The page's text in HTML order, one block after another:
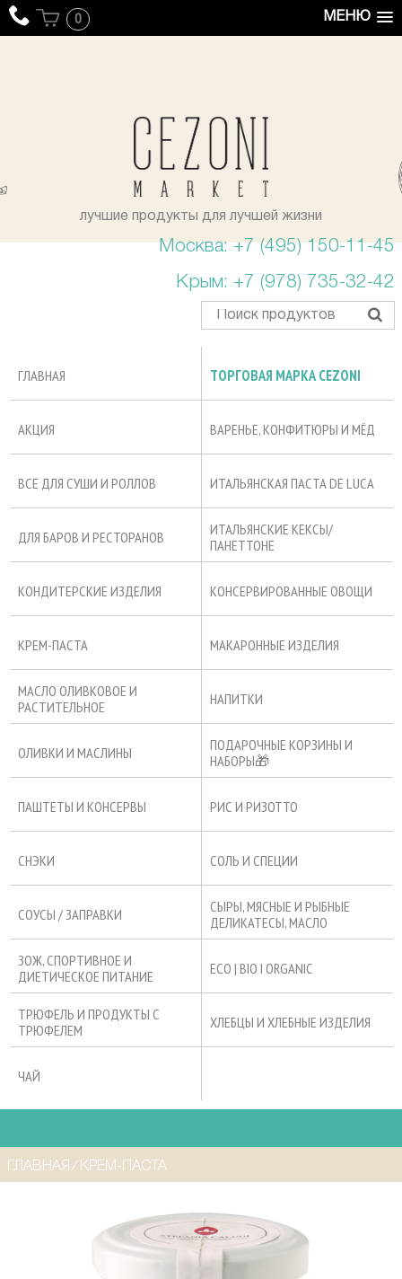
МЕНЮ
0
лучшие продукты для лучшей жизни
Москва: +7 (495) 150-11-45
Крым: +7 (978) 735-32-42
ГЛАВНАЯ ТОРГОВАЯ МАРКА CEZONI
АКЦИЯ ВАРЕНЬЕ, КОНФИТЮРЫ И МЁД
ВСЕ ДЛЯ СУШИ И РОЛЛОВ ИТАЛЬЯНСКАЯ ПАСТА DE LUCA
ДЛЯ БАРОВ И РЕСТОРАНОВ
ИТАЛЬЯНСКИЕ КЕКСЫ/
ПАНЕТТОНЕ
КОНДИТЕРСКИЕ ИЗДЕЛИЯ КОНСЕРВИРОВАННЫЕ ОВОЩИ
КРЕМ-ПАСТА МАКАРОННЫЕ ИЗДЕЛИЯ
МАСЛО ОЛИВКОВОЕ И
РАСТИТЕЛЬНОЕ
НАПИТКИ
ОЛИВКИ И МАСЛИНЫ
ПОДАРОЧНЫЕ КОРЗИНЫ И
НАБОРЫ🎁
ПАШТЕТЫ И КОНСЕРВЫ РИС И РИЗОТТО
СНЭКИ СОЛЬ И СПЕЦИИ
СОУСЫ / ЗАПРАВКИ
СЫРЫ, МЯСНЫЕ И РЫБНЫЕ
ДЕЛИКАТЕСЫ, МАСЛО
ЗОЖ, СПОРТИВНОЕ И
ДИЕТИЧЕСКОЕ ПИТАНИЕ
ECO | BIO I ORGANIC
ТРЮФЕЛЬ И ПРОДУКТЫ С
ТРЮФЕЛЕМ
ХЛЕБЦЫ И ХЛЕБНЫЕ ИЗДЕЛИЯ
ЧАЙ
ГЛАВНАЯ ⁄ КРЕМ-ПАСТА